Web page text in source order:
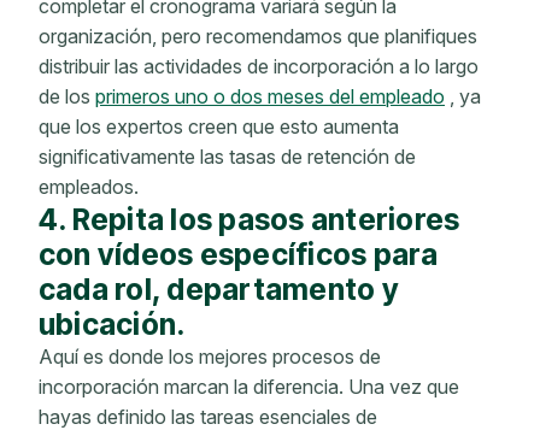
completar el cronograma variará según la
organización, pero recomendamos que planifiques
distribuir las actividades de incorporación a lo largo
de los primeros uno o dos meses del empleado , ya
que los expertos creen que esto aumenta
significativamente las tasas de retención de
empleados.
4. Repita los pasos anteriores
con vídeos específicos para
cada rol, departamento y
ubicación.
Aquí es donde los mejores procesos de
incorporación marcan la diferencia. Una vez que
hayas definido las tareas esenciales de